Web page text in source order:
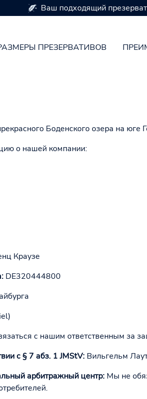
ПРЕЗЕРВАТИВОВ
Ваш подходящий
Боденского озера на юге
о нашей компании:
Краузе
DE320444800
с нашим ответственным за
с § 7 абз. 1 JMStV: Вильгельм
арбитражный центр: Мы не